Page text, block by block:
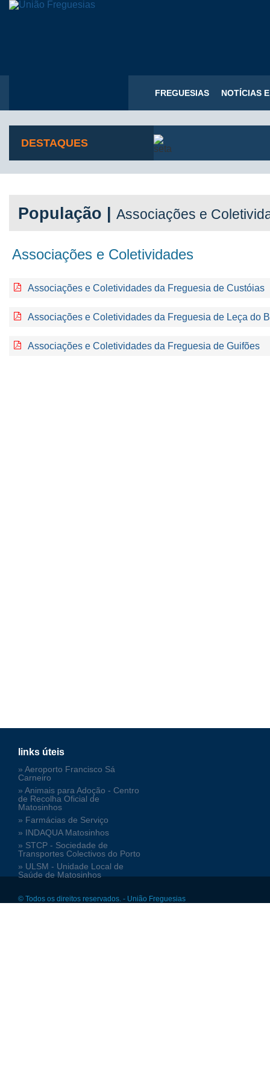
FREGUESIAS NOTÍCIAS
DESTAQUES
População | Associações e
Associações e Coletividades
Associações e Coletividades da Freguesia de Custóias
Associações e Coletividades da Freguesia de Leça do
Associações e Coletividades da Freguesia de Guifões
links úteis
» Aeroporto Francisco Sá
Carneiro
» Animais para Adoção - Centro
de Recolha Oficial de
Matosinhos
» Farmácias de Serviço
» INDAQUA Matosinhos
» STCP - Sociedade de
Transportes Colectivos do Porto
» ULSM - Unidade Local de
Saúde de Matosinhos
© Todos os direitos reservados. - União Freguesias